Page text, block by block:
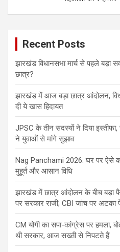
Recent Posts
झारखंड विधानसभा मार्च से पहले बड़ा
छात्र?
झारखंड में आज बड़ा छात्र आंदोलन,
दी ये खास हिदायत
JPSC के तीन सदस्यों ने दिया
ने युवाओं से मांगे सुझाव
Nag Panchami 2026: घर पर ऐसे
मुहूर्त और आसान विधि
झारखंड में छात्र आंदोलन के बीच बड़ा
पर सरकार राजी; CBI जांच पर अटका
CM योगी का सपा-कांग्रेस पर हमला,
थी सरकार, आज सख्ती से निपटते हैं